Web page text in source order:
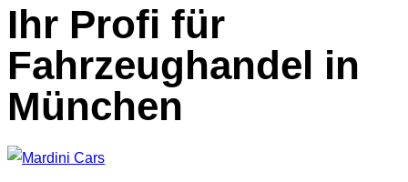
Ihr Profi für
Fahrzeughandel in
München